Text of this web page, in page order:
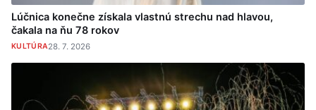
Lúčnica konečne získala vlastnú strechu nad hlavou,
čakala na ňu 78 rokov
KULTÚRA28. 7. 2026